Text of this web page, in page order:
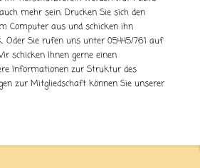
mehr sein. Drucken Sie sich den
Computer aus und schicken ihn
Oder Sie rufen uns unter 05445/761 auf
schicken Ihnen gerne einen
Informationen zur Struktur des
zur Mitgliedschaft können Sie unserer